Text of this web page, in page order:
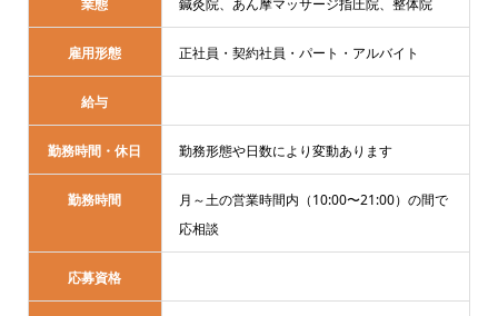
業態 鍼灸院、あん摩マッサージ指圧院、整体院
雇用形態 正社員・契約社員・パート・アルバイト
給与
勤務時間・休日 勤務形態や日数により変動あります
勤務時間
月～土の営業時間内（10:00〜21:00）の間で
応相談
応募資格